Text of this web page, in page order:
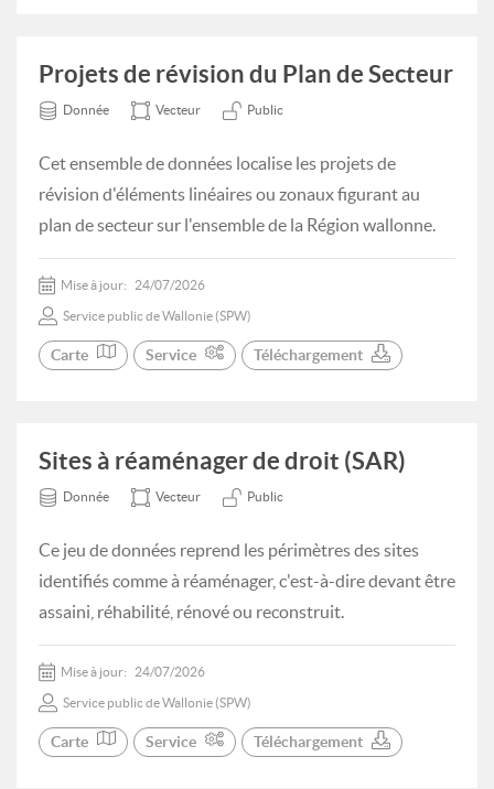
Projets de révision du Plan de Secteur
Donnée Vecteur Public
Cet ensemble de données localise les projets de
révision d'éléments linéaires ou zonaux figurant au
plan de secteur sur l'ensemble de la Région wallonne.
Mise à jour: 24/07/2026
Service public de Wallonie (SPW)
Carte Service Téléchargement
Sites à réaménager de droit (SAR)
Donnée Vecteur Public
Ce jeu de données reprend les périmètres des sites
identifiés comme à réaménager, c'est-à-dire devant être
assaini, réhabilité, rénové ou reconstruit.
Mise à jour: 24/07/2026
Service public de Wallonie (SPW)
Carte Service Téléchargement